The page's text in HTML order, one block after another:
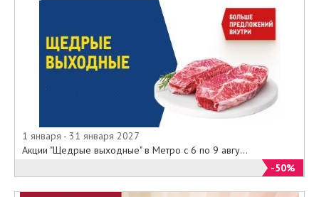
1 января - 31 января 2027
Акции "Щедрые выходные" в Метро с 6 по 9 авгу...
-50%